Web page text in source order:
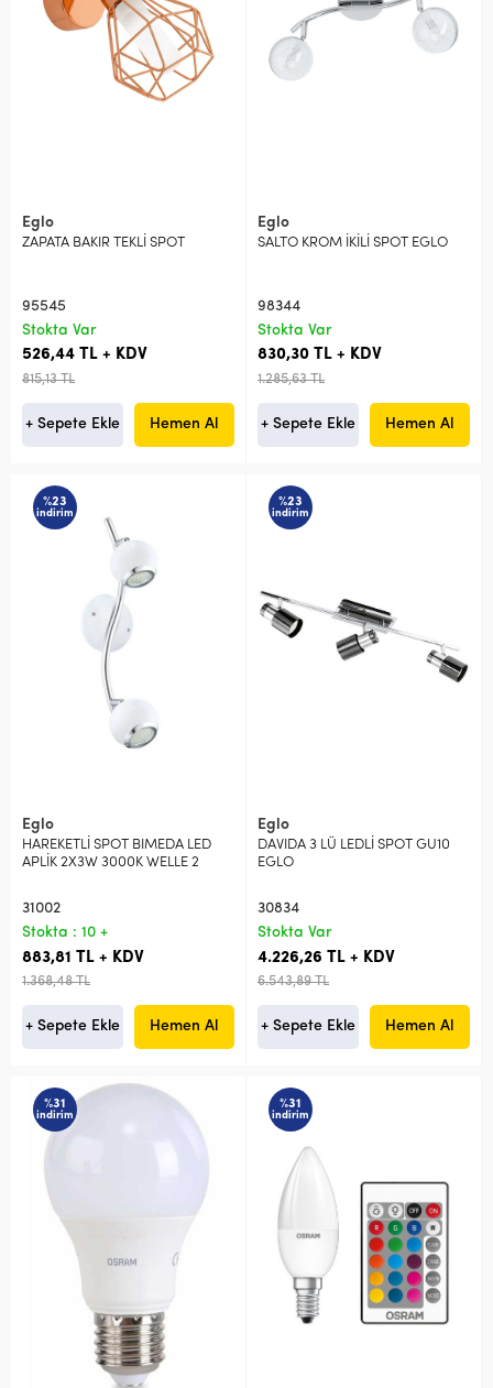
Eglo
ZAPATA BAKIR TEKLİ SPOT
95545
Stokta Var
526,44 TL + KDV
815,13 TL
+ Sepete Ekle Hemen Al
Eglo
SALTO KROM İKİLİ SPOT EGLO
98344
Stokta Var
830,30 TL + KDV
1.285,63 TL
+ Sepete Ekle Hemen Al
%23
indirim
Eglo
HAREKETLİ SPOT BIMEDA LED
APLİK 2X3W 3000K WELLE 2
31002
Stokta : 10 +
883,81 TL + KDV
1.368,48 TL
+ Sepete Ekle Hemen Al
%23
indirim
Eglo
DAVIDA 3 LÜ LEDLİ SPOT GU10
EGLO
30834
Stokta Var
4.226,26 TL + KDV
6.543,89 TL
+ Sepete Ekle Hemen Al
%31
indirim
%31
indirim